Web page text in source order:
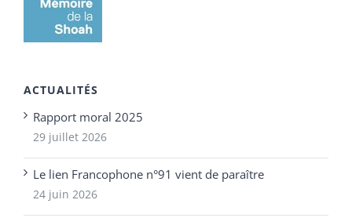
ACTUALITÉS
Rapport moral 2025
29 juillet 2026
Le lien Francophone n°91 vient de paraître
24 juin 2026